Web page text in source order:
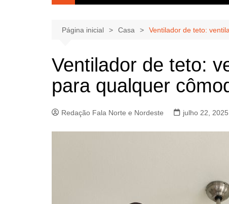
Página inicial Casa Ventilador de teto:
Ventilador de teto:
para qualquer
Redação Fala Norte e Nordeste julho 22, 2025